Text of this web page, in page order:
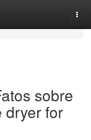
sobre
dryer for